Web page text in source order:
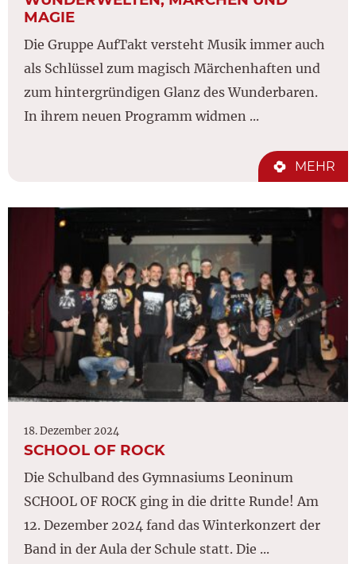
MAGIE
Die Gruppe AufTakt versteht Musik immer auch
als Schlüssel zum magisch Märchenhaften und
zum hintergründigen Glanz des Wunderbaren.
In ihrem neuen Programm widmen ...
MEHR
18. Dezember 2024
SCHOOL OF ROCK
Die Schulband des Gymnasiums Leoninum
SCHOOL OF ROCK ging in die dritte Runde! Am
12. Dezember 2024 fand das Winterkonzert der
Band in der Aula der Schule statt. Die ...